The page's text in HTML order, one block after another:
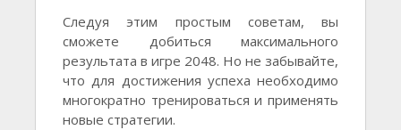
Следуя этим простым советам, вы
сможете добиться максимального
результата в игре 2048. Но не забывайте,
что для достижения успеха необходимо
многократно тренироваться и применять
новые стратегии.